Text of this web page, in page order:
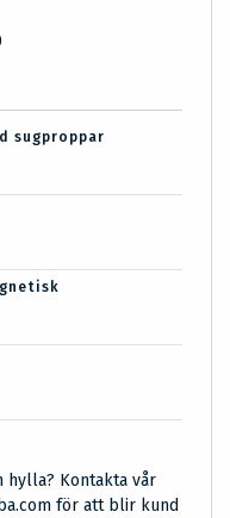
sugproppar
hylla? Kontakta vår
för att blir kund